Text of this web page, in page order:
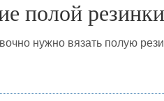
полой
нужно вязать полую